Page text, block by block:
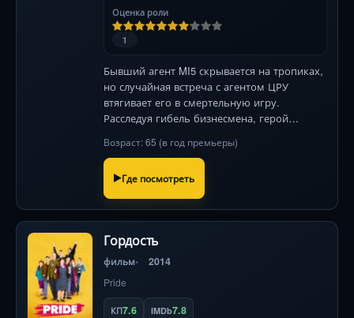
Оценка роли
1
Бывший агент MI5 скрывается на тропиках,
но случайная встреча с агентом ЦРУ
втягивает его в смертельную игру.
Расследуя гибель бизнесмена, герой
чинов .
Возраст: 65 (в год премьеры)
Где посмотреть
Гордость
фильм 2014
Pride
КП7.6 IMDb7.8